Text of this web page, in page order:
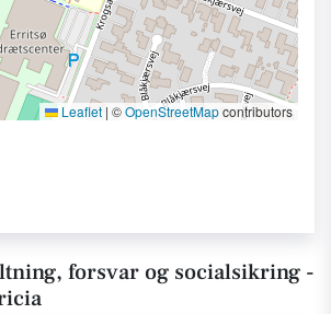
Leaflet | ©OpenStreetMapcontributors
forsvar og socialsikring -